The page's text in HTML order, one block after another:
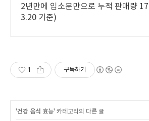
2년만에 입소문만으로 누적 판매량
3.20 기준)
1 구독하기
'건강 음식 효능' 카테고리의 다른 글